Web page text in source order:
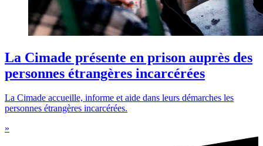
La Cimade présente en prison auprès des
personnes étrangères incarcérées
La Cimade accueille, informe et aide dans leurs démarches les
personnes étrangères incarcérées.
»